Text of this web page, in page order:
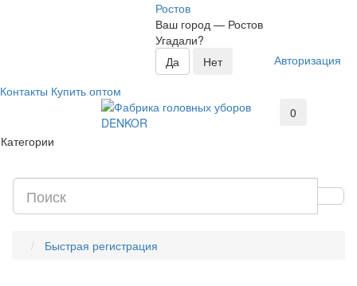
Ростов
Ваш город — Ростов
Угадали?
Авторизация
Контакты Купить оптом
0
Категории
Быстрая регистрация